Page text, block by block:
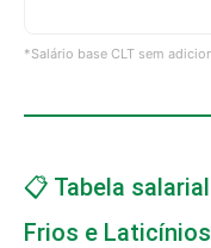
*Salário base CLT sem
📋 Tabela
Frios e Laticínios